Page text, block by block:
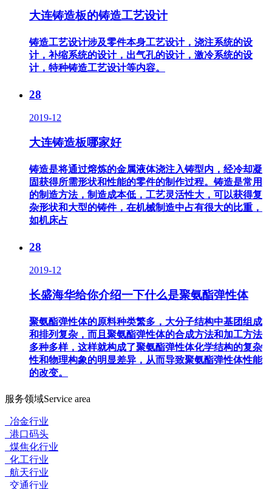
大连铸造板的铸造工艺设计
铸造工艺设计涉及零件本身工艺设计，浇注系统的设
计，补缩系统的设计，出气孔的设计，激冷系统的设
计，特种铸造工艺设计等内容。
28
2019-12
大连铸造板哪家好
铸造是将通过熔炼的金属液体浇注入铸型内，经冷却凝
固获得所需形状和性能的零件的制作过程。铸造是常用
的制造方法，制造成本低，工艺灵活性大，可以获得复
杂形状和大型的铸件，在机械制造中占有很大的比重，
如机床占
28
2019-12
长盛海华给你介绍一下什么是聚氨酯弹性体
聚氨酯弹性体的原料种类繁多，大分子结构中基团组成
和排列复杂，而且聚氨酯弹性体的合成方法和加工方法
多种多样，这样就构成了聚氨酯弹性体化学结构的复杂
性和物理构象的明显差异，从而导致聚氨酯弹性体性能
的改变。
服务领域Service area
冶金行业
港口码头
煤焦化行业
化工行业
航天行业
交通行业